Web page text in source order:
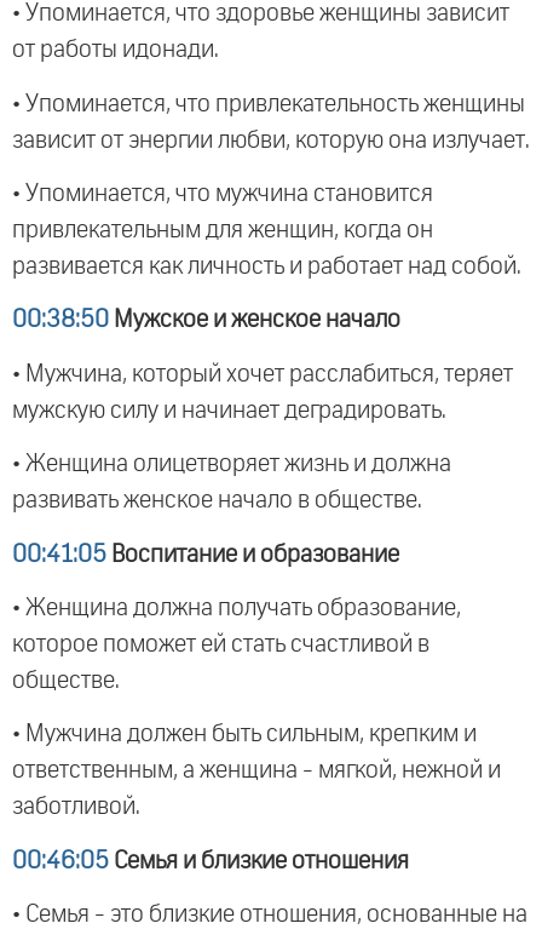
• Упоминается, что здоровье женщины зависит
от работы идонади.
• Упоминается, что привлекательность женщины
зависит от энергии любви, которую она излучает.
• Упоминается, что мужчина становится
привлекательным для женщин, когда он
развивается как личность и работает над собой.
00:38:50 Мужское и женское начало
• Мужчина, который хочет расслабиться, теряет
мужскую силу и начинает деградировать.
• Женщина олицетворяет жизнь и должна
развивать женское начало в обществе.
00:41:05 Воспитание и образование
• Женщина должна получать образование,
которое поможет ей стать счастливой в
обществе.
• Мужчина должен быть сильным, крепким и
ответственным, а женщина - мягкой, нежной и
заботливой.
00:46:05 Семья и близкие отношения
• Семья - это близкие отношения, основанные на